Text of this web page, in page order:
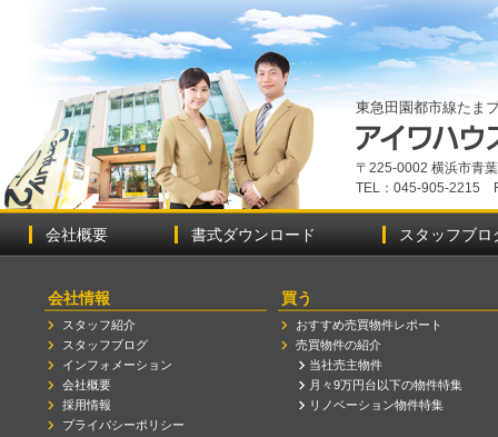
東急田園都市線たま
〒225-0002 横浜市青
TEL：045-905-2215
会社概要 書式ダウンロード スタッフブロ
会社情報
スタッフ紹介
スタッフブログ
インフォメーション
会社概要
採用情報
プライバシーポリシー
買う
おすすめ売買物件レポート
売買物件の紹介
当社売主物件
月々9万円台以下の物件特集
リノベーション物件特集